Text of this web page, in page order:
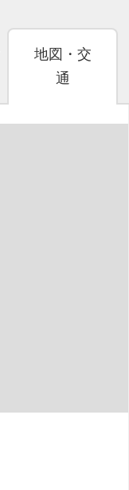
地図・交
通